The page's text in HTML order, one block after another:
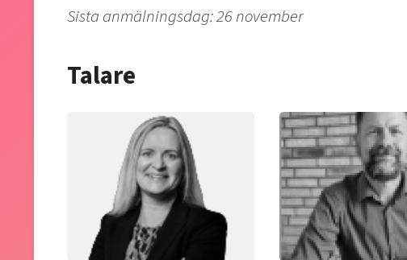
Sista anmälningsdag: 26 november
Talare